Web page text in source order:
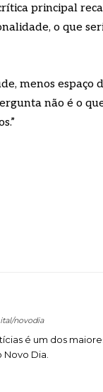
principal
o que
menos espaço
não é o
novodia
é um dos
Dia.